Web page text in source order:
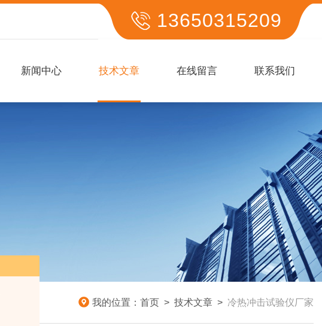
13650315209
新闻中心 技术文章 在线留言 联系我们
我的位置： 首页 > 技术文章 > 冷热冲击试验仪厂家